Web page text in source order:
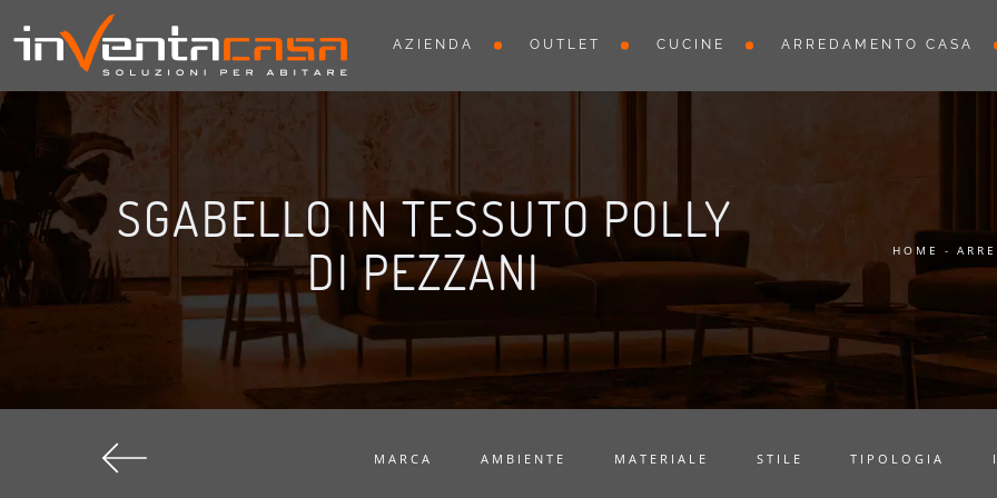
AZIENDA OUTLET CUCINE ARREDAMENTO CASA
SGABELLO IN TESSUTO POLLY
DI PEZZANI
HOME -
MARCA AMBIENTE MATERIALE STILE TIPOLOGIA